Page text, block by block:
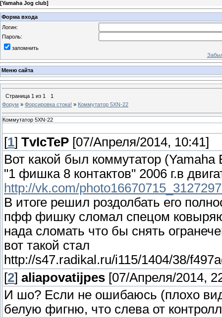
[Yamaha Jog club]
Форма входа
Логин:
Пароль:
запомнить
Меню сайта
Страница 1 из 1
1
Форум » Форсировка стока! » Коммутатор 5XN-22
Коммутатор 5XN-22
[1] TvIcTeP [07/Апреля/2014, 10:41]
Вот какой был коммутатор
"1 фишка 8 контактов" 2006 г.в
http://vk.com/
В итоге решил роздолбать его
пфф фишку сломал спецом
нада сломать что бы снять
вот такой стал
http://s47.radikal.ru/i115/1404/38/
[2] aliapovatijpes [07/Апреля/2014,
И шо? Если не ошибаюсь (плохо
белую фигню, что слева от